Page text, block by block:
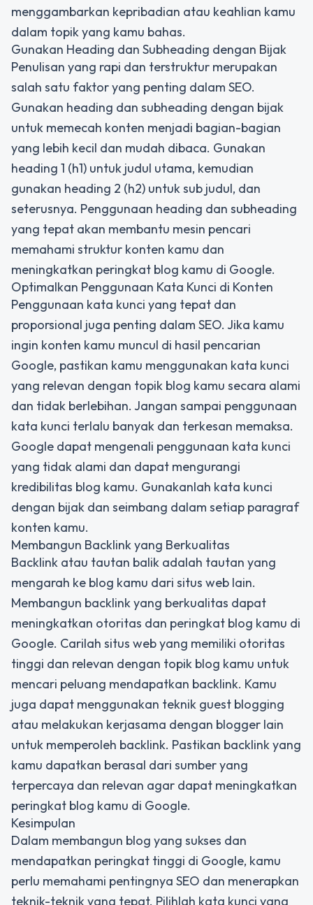
menggambarkan kepribadian atau keahlian kamu
dalam topik yang kamu bahas.
Gunakan Heading dan Subheading dengan Bijak
Penulisan yang rapi dan terstruktur merupakan
salah satu faktor yang penting dalam SEO.
Gunakan heading dan subheading dengan bijak
untuk memecah konten menjadi bagian-bagian
yang lebih kecil dan mudah dibaca. Gunakan
heading 1 (h1) untuk judul utama, kemudian
gunakan heading 2 (h2) untuk sub judul, dan
seterusnya. Penggunaan heading dan subheading
yang tepat akan membantu mesin pencari
memahami struktur konten kamu dan
meningkatkan peringkat blog kamu di Google.
Optimalkan Penggunaan Kata Kunci di Konten
Penggunaan kata kunci yang tepat dan
proporsional juga penting dalam SEO. Jika kamu
ingin konten kamu muncul di hasil pencarian
Google, pastikan kamu menggunakan kata kunci
yang relevan dengan topik blog kamu secara alami
dan tidak berlebihan. Jangan sampai penggunaan
kata kunci terlalu banyak dan terkesan memaksa.
Google dapat mengenali penggunaan kata kunci
yang tidak alami dan dapat mengurangi
kredibilitas blog kamu. Gunakanlah kata kunci
dengan bijak dan seimbang dalam setiap paragraf
konten kamu.
Membangun Backlink yang Berkualitas
Backlink atau tautan balik adalah tautan yang
mengarah ke blog kamu dari situs web lain.
Membangun backlink yang berkualitas dapat
meningkatkan otoritas dan peringkat blog kamu di
Google. Carilah situs web yang memiliki otoritas
tinggi dan relevan dengan topik blog kamu untuk
mencari peluang mendapatkan backlink. Kamu
juga dapat menggunakan teknik guest blogging
atau melakukan kerjasama dengan blogger lain
untuk memperoleh backlink. Pastikan backlink yang
kamu dapatkan berasal dari sumber yang
terpercaya dan relevan agar dapat meningkatkan
peringkat blog kamu di Google.
Kesimpulan
Dalam membangun blog yang sukses dan
mendapatkan peringkat tinggi di Google, kamu
perlu memahami pentingnya SEO dan menerapkan
teknik-teknik yang tepat. Pilihlah kata kunci yang